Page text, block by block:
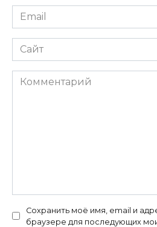
Email
*
Сайт
Комментарий
Сохранить моё имя, email и
браузере для последующих